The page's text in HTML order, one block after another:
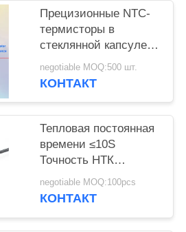
Прецизионные NTC-
термисторы в
стеклянной капсуле с
осевыми выводами
negotiable MOQ:500 шт.
КОНТАКТ
Тепловая постоянная
времени ≤10S
Точность НТК
Термистора Диапазон
температур 40°C до
negotiable MOQ:100pcs
КОНТАКТ